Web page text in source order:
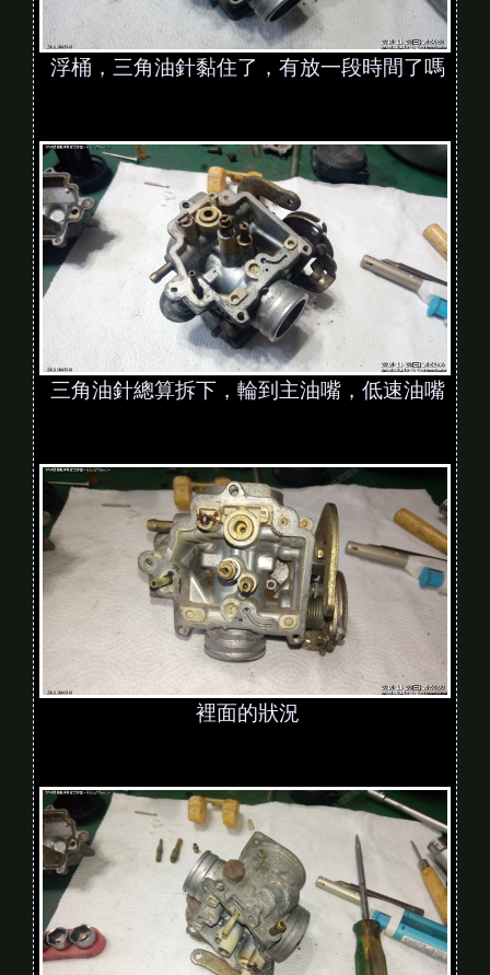
浮桶，三角油針黏住了，有放一段時間了嗎
三角油針總算拆下，輪到主油嘴，低速油嘴
裡面的狀況